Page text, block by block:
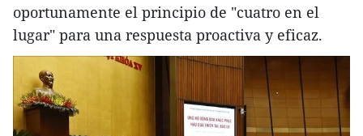
oportunamente el principio de "cuatro en el
lugar" para una respuesta proactiva y eficaz.